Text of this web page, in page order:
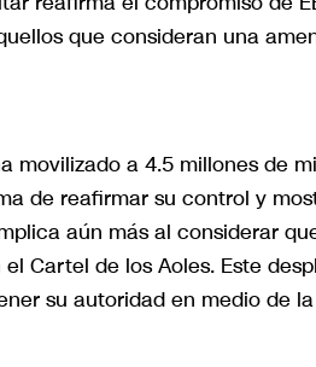
que consideran una
movilizado a 4.5 millones de
de reafirmar su control y
aún más al considerar
Cartel de los Aoles. Este
su autoridad en medio de